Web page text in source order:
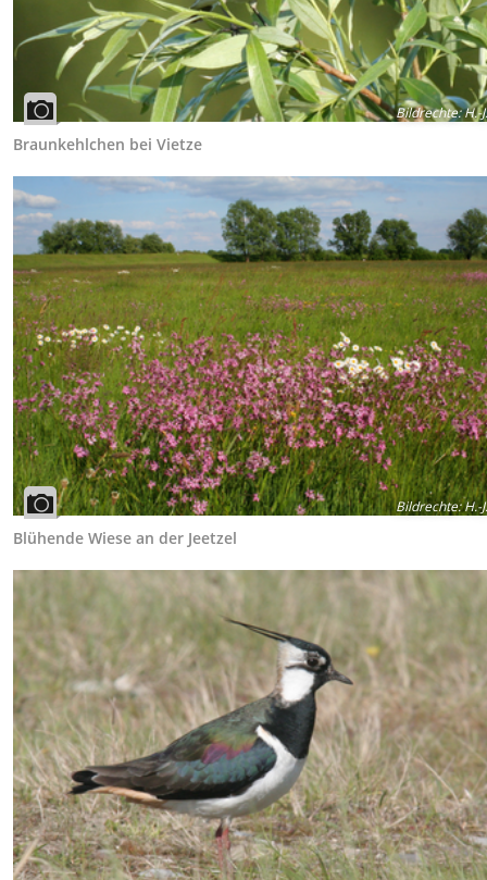
Bildrechte:H.-
Braunkehlchen bei Vietze
Bildrechte:H.-
Blühende Wiese an der Jeetzel